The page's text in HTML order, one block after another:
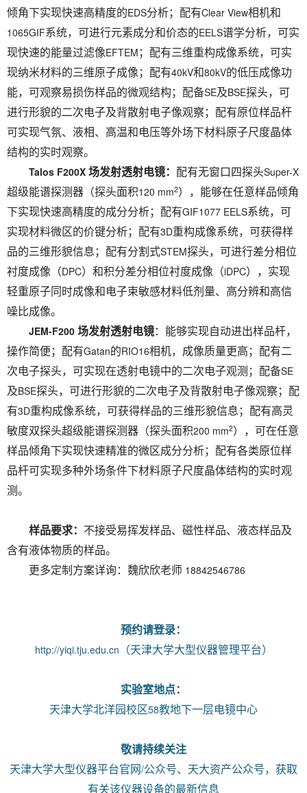
倾角下实现快速高精度的EDS分析；配有Clear View相机和
1065GIF系统，可进行元素成分和价态的EELS谱学分析，可实
现快速的能量过滤像EFTEM ；配有三维重构成像系统，可实
现纳米材料的三维原子成像；配有40kV和80kV的低压成像功
能，可观察易损伤样品的微观结构；配备SE及BSE探头，可
进行形貌的二次电子及背散射电子像观察；配有原位样品杆
可实现气氛、液相、高温和电压等外场下材料原子尺度晶体
结构的实时观察。
Talos F200X 场发射透射电镜： 配有无窗口四探头Super-X
超级能谱探测器（探头面积120 mm2），能够在任意样品倾角
下实现快速高精度的成分分析；配有GIF1077 EELS系统，可
实现材料微区的价键分析；配有3D重构成像系统，可获得样
品的三维形貌信息；配有分割式STEM探头，可进行差分相位
衬度成像（DPC）和积分差分相位衬度成像（iDPC），实现
轻重原子同时成像和电子束敏感材料低剂量、高分辨和高信
噪比成像。
JEM-F200 场发射透射电镜：能够实现自动进出样品杆，
操作简便；配有Gatan的RIO16相机，成像质量更高；配有二
次电子探头，可实现在透射电镜中的二次电子观测；配备SE
及BSE探头，可进行形貌的二次电子及背散射电子像观察；配
有3D重构成像系统，可获得样品的三维形貌信息；配有高灵
敏度双探头超级能谱探测器（探头面积200 mm2），可在任意
样品倾角下实现快速精准的微区成分分析；配有各类原位样
品杆可实现多种外场条件下材料原子尺度晶体结构的实时观
测。
样品要求： 不接受易挥发样品、磁性样品、液态样品及
含有液体物质的样品。
更多定制方案详询：魏欣欣老师 18842546786
预约请登录：
http://yiqi.tju.edu.cn （天津大学大型仪器管理平台）
实验室地点：
天津大学北洋园校区58教地下一层电镜中心
敬请持续关注
天津大学大型仪器平台官网/公众号、天大资产公众号，获取
有关该仪器设备的最新信息